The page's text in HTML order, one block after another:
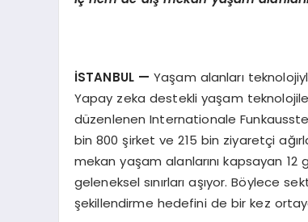
İSTANBUL — Yaşam alanları
Yapay zeka destekli yaşam
düzenlenen Internationale
bin 800 şirket ve 215 bin ziyaretçi
mekan yaşam alanlarını kapsayan 12
geleneksel sınırları aşıyor. Böylece
şekillendirme hedefini de bir kez